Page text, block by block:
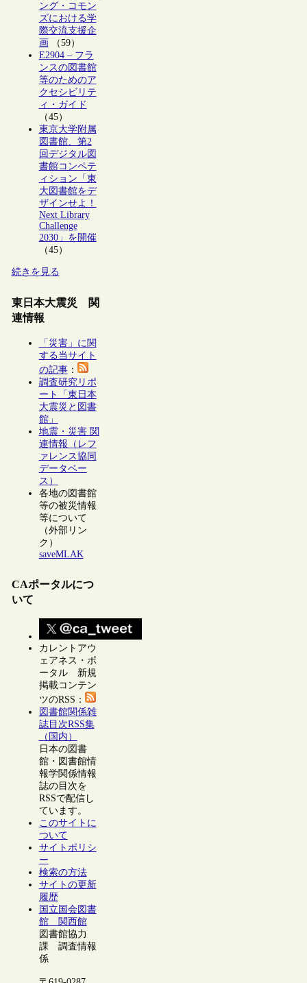
ング・コモン
ズにおける学
際交流支援企
画 （59）
E2904 – フラ
ンスの図書館
等のためのア
クセシビリテ
ィ・ガイド
（45）
東京大学附属
図書館、第2
回デジタル図
書館コンペテ
ィション「東
大図書館をデ
ザインせよ！
Next Library
Challenge
2030」を開催
（45）
続きを見る
東日本大震災 関
連情報
「災害」に関
する当サイト
の記事：
調査研究リポ
ート「東日本
大震災と図書
館」
地震・災害 関
連情報（レフ
ァレンス協同
データベー
ス）
各地の図書館
等の被災情報
等について
（外部リン
ク）
saveMLAK
CAポータルにつ
いて
カレントアウ
ェアネス・ポ
ータル 新規
掲載コンテン
ツのRSS：
図書館関係雑
誌目次RSS集
（国内）
日本の図書
館・図書館情
報学関係情報
誌の目次を
RSSで配信し
ています。
このサイトに
ついて
サイトポリシ
ー
検索の方法
サイトの更新
履歴
国立国会図書
館 関西館
図書館協力
課 調査情報
係